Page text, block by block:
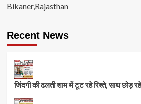
Bikaner,Rajasthan
Recent News
जिंदगी की ढलती शाम में टूट रहे रिश्ते, साथ छोड़